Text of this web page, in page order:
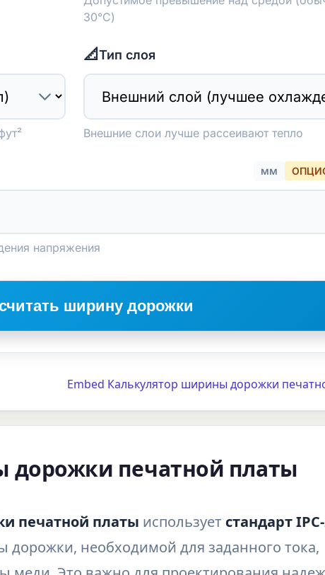
30°C)
📐Тип слоя
Внешние слои лучше рассеивают тепло
мм
напряжения
ширину дорожки
Embed Калькулятор ширины дорожки
дорожки печатной платы
печатной платы использует стандарт
необходимой для заданного тока,